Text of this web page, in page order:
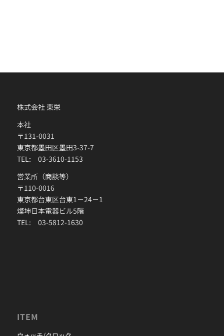
株式会社 東栄
本社
〒131-0031
東京都墨田区墨田3-37-7
TEL: 03-3610-1153
営業所（商談等）
〒110-0016
東京都台東区台東1－24－1
燦坤日本電器ビル5階
TEL: 03-5812-1630
ITEM